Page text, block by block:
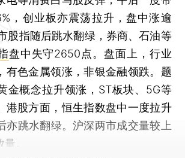
，创业板亦震荡拉升，盘中涨逾
股指随后跳水翻绿，券商、石油等
盘中失守2650点。盘面上，行业
有色金属领涨，非银金融领跌。题
金概念拉升领涨，ST板块、5G等
港股方面，恒生指数盘中一度拉升
亦跳水翻绿。沪深两市成交量较上
。